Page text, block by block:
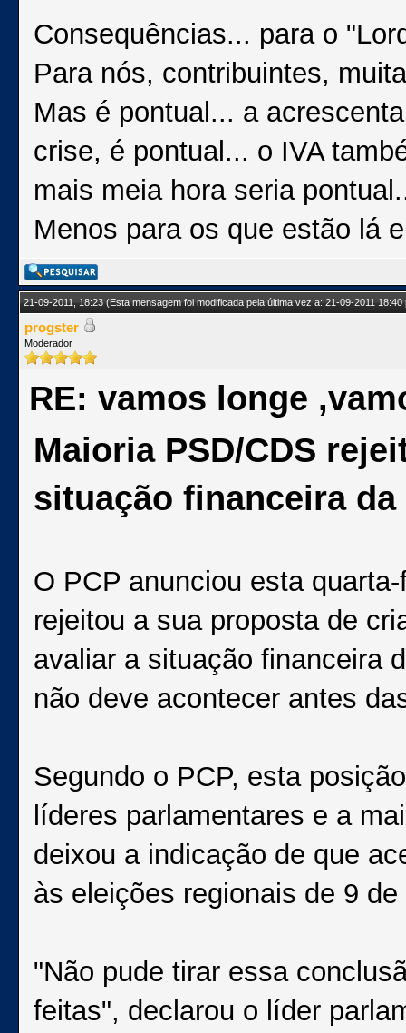
Consequências... para o
Para nós, contribuintes,
Mas é pontual... a
crise, é pontual... o IVA
mais meia hora seria
Menos para os que estão lá
21-09-2011, 18:23(Esta mensagem foi modificada pela última vez a: 21-09-2011
progster
Moderador
RE: vamos longe
Maioria PSD/CDS
situação financeira da
O PCP anunciou esta
rejeitou a sua proposta de
avaliar a situação financeira
não deve acontecer antes
Segundo o PCP, esta
líderes parlamentares e a
deixou a indicação de que
às eleições regionais de 9
"Não pude tirar essa
feitas", declarou o líder